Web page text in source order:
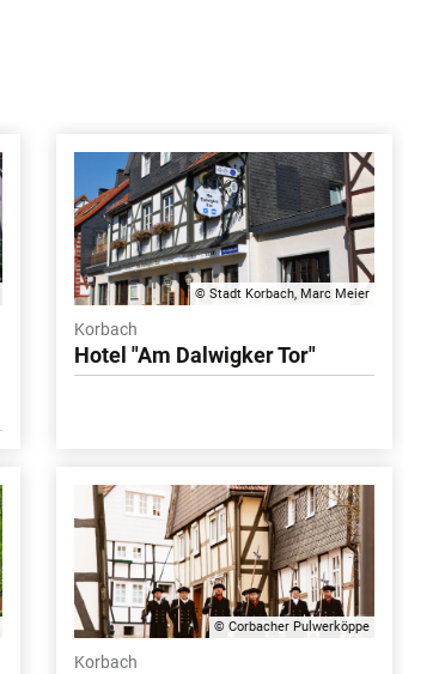
© Stadt Korbach, Marc Meier
Korbach
Hotel "Am Dalwigker Tor"
© Corbacher Pulwerköppe
Korbach